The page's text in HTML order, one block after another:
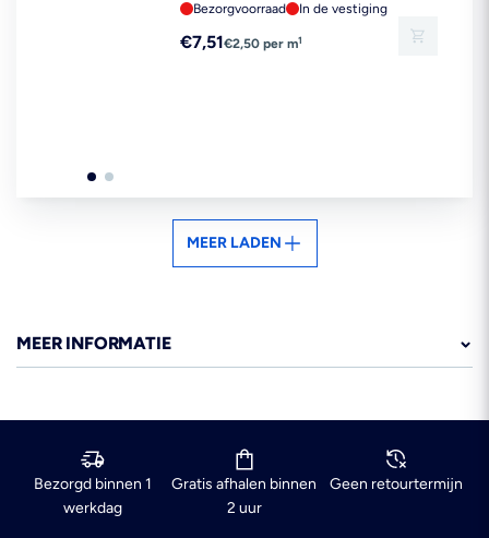
Bezorgvoorraad In de vestiging
Reguliere
€7,51€2,50 per m1
MEER LADEN
MEER INFORMATIE
Bezorgd binnen 1
werkdag
Gratis afhalen binnen
2 uur
Geen retourtermijn